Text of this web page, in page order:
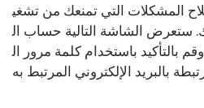
المشكلات التي تمنعك من تشغي
ستعرض الشاشة التالية حساب ال
بالتأكيد باستخدام كلمة مرور ال